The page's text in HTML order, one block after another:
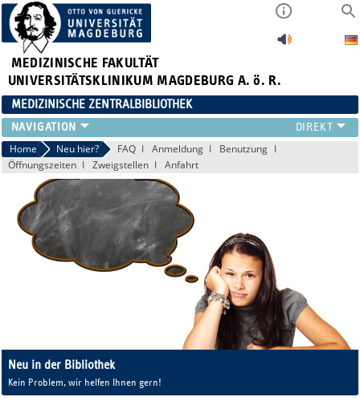
MEDIZINISCHE FAKULTÄT
UNIVERSITÄTSKLINIKUM MAGDEBURG A. ö. R.
MEDIZINISCHE ZENTRALBIBLIOTHEK
LITERATURSUCHE
SERVICE
INFORMATIONSKOMPETENZ
AKTUELLES
PUBLIZIEREN
NEU HIER?
Home Neu hier? FAQ Anmeldung
Benutzung
Öffnungszeiten
Zweigstellen Anfahrt
Neu in der Bibliothek
und irgendwie keinen Plan?
Kein Problem, wir helfen Ihnen gern!